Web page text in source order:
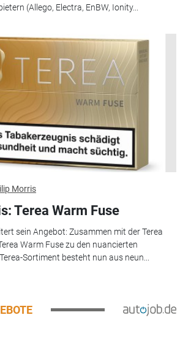
(Allego, Electra, EnBW, Ionity...
Morris
Terea Warm Fuse
sein Angebot: Zusammen mit der Terea
Warm Fuse zu den nuancierten
Sortiment besteht nun aus neun...